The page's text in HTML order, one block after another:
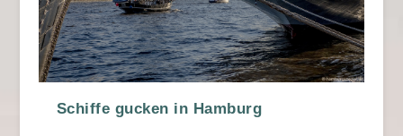
Schiffe gucken in Hamburg